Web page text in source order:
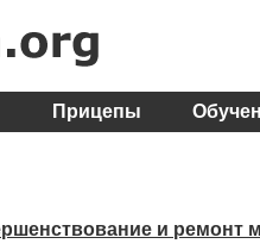
Прицепы
и ремонт